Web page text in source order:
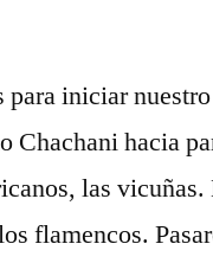
iniciar
hacia
las
flamencos.